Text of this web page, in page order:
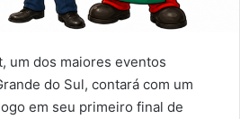
um dos maiores eventos
do Sul, contará com um
em seu primeiro final de